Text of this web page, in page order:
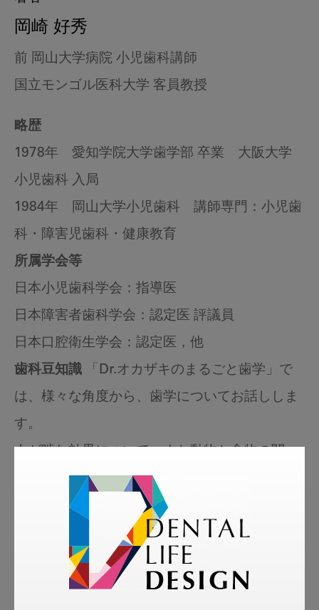
岡崎 好秀
前 岡山大学病院 小児歯科講師
国立モンゴル医科大学 客員教授
略歴
1978年 愛知学院大学歯学部 卒業 大阪大学
小児歯科 入局
1984年 岡山大学小児歯科 講師専門：小児歯
科・障害児歯科・健康教育
所属学会等
日本小児歯科学会：指導医
日本障害者歯科学会：認定医 評議員
日本口腔衛生学会：認定医，他
歯科豆知識 「Dr.オカザキのまるごと歯学」で
は、様々な角度から、歯学についてお話ししま
す。
係、治療の組立て、食べることと命について。
知っているようで知らなかった、歯に関する目
からウロコのコラムです！
岡崎先生ホームページ：